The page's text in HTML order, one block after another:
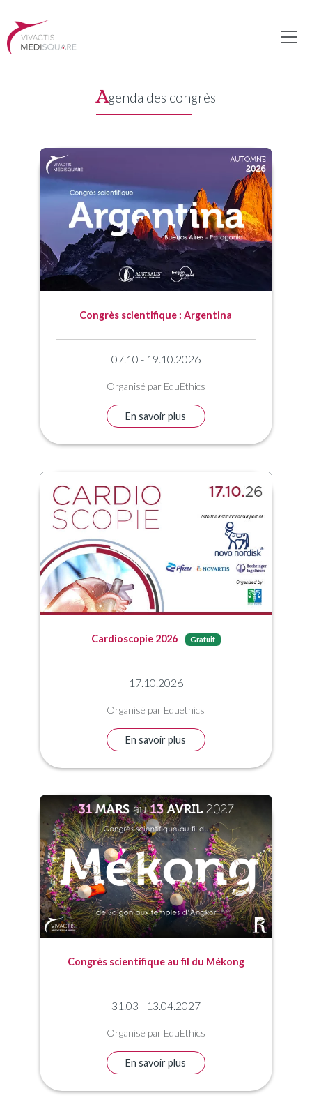
Agenda des congrès
Congrès scientifique : Argentina
07.10 - 19.10.2026
Organisé par EduEthics
En savoir plus
Cardioscopie 2026 Gratuit
17.10.2026
Organisé par Eduethics
En savoir plus
Congrès scientifique au fil du Mékong
31.03 - 13.04.2027
Organisé par EduEthics
En savoir plus